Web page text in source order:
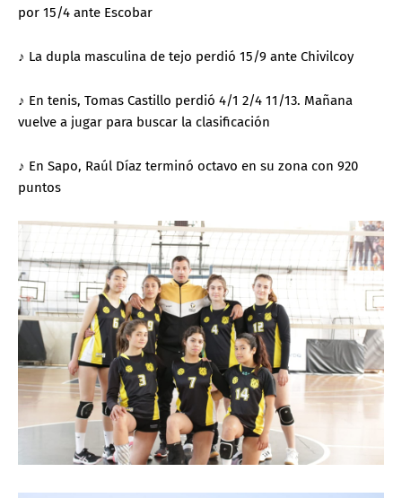
por 15/4 ante Escobar
♪ La dupla masculina de tejo perdió 15/9 ante Chivilcoy
♪ En tenis, Tomas Castillo perdió 4/1 2/4 11/13. Mañana
vuelve a jugar para buscar la clasificación
♪ En Sapo, Raúl Díaz terminó octavo en su zona con 920
puntos